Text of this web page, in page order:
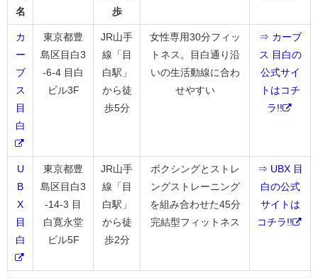
名
歩
カ
ー
ブ
ス
目
白
東京都豊
島区目白3
-6-4 目白
ビル3F
JR山手
線「目
白駅」
から徒
歩5分
女性専用30分フィッ
トネス。目白通り沿
いの生活動線に合わ
せやすい
⇒ カーブ
ス 目白の
公式サイ
トはコチ
ラ!!
U
B
X
目
白
東京都豊
島区目白3
-14-3 目
白寛永堂
ビル5F
JR山手
線「目
白駅」
から徒
歩2分
ボクシングとストレ
ングストレーニング
を組み合わせた45分
完結型フィットネス
⇒ UBX 目
白の公式
サイトは
コチラ!!